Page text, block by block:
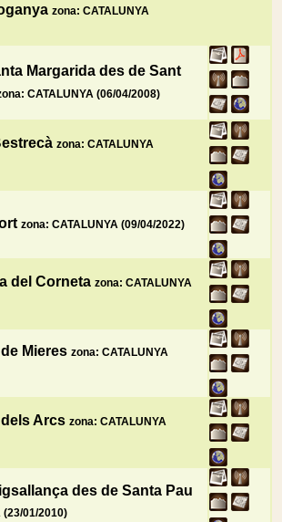
zona: CATALUNYA
Margarida des de Sant
CATALUNYA (06/04/2008)
zona: CATALUNYA
zona: CATALUNYA (09/04/2022)
del Corneta zona: CATALUNYA
Mieres zona: CATALUNYA
Arcs zona: CATALUNYA
des de Santa Pau
(23/01/2010)